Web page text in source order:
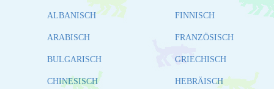
ALBANISCH
ARABISCH
BULGARISCH
CHINESISCH
FINNISCH
FRANZÖSISCH
GRIECHISCH
HEBRÄISCH